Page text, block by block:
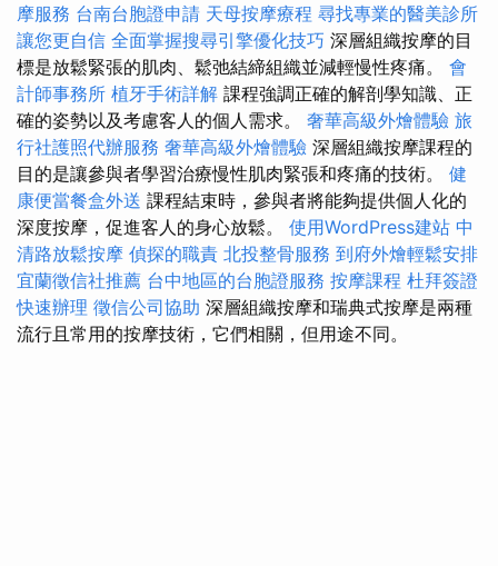
摩服務 台南台胞證申請 天母按摩療程 尋找專業的醫美診所
讓您更自信 全面掌握搜尋引擎優化技巧 深層組織按摩的目
標是放鬆緊張的肌肉、鬆弛結締組織並減輕慢性疼痛。 會
計師事務所 植牙手術詳解 課程強調正確的解剖學知識、正
確的姿勢以及考慮客人的個人需求。 奢華高級外燴體驗 旅
行社護照代辦服務 奢華高級外燴體驗 深層組織按摩課程的
目的是讓參與者學習治療慢性肌肉緊張和疼痛的技術。 健
康便當餐盒外送 課程結束時，參與者將能夠提供個人化的
深度按摩，促進客人的身心放鬆。 使用WordPress建站 中
清路放鬆按摩 偵探的職責 北投整骨服務 到府外燴輕鬆安排
宜蘭徵信社推薦 台中地區的台胞證服務 按摩課程 杜拜簽證
快速辦理 徵信公司協助 深層組織按摩和瑞典式按摩是兩種
流行且常用的按摩技術，它們相關，但用途不同。